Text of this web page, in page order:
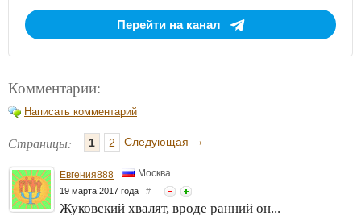
Перейти на канал
Комментарии:
Написать комментарий
Страницы: 1 2 Следующая →
Евгения888 Москва
19 марта 2017 года #
Жуковский хвалят, вроде ранний он...